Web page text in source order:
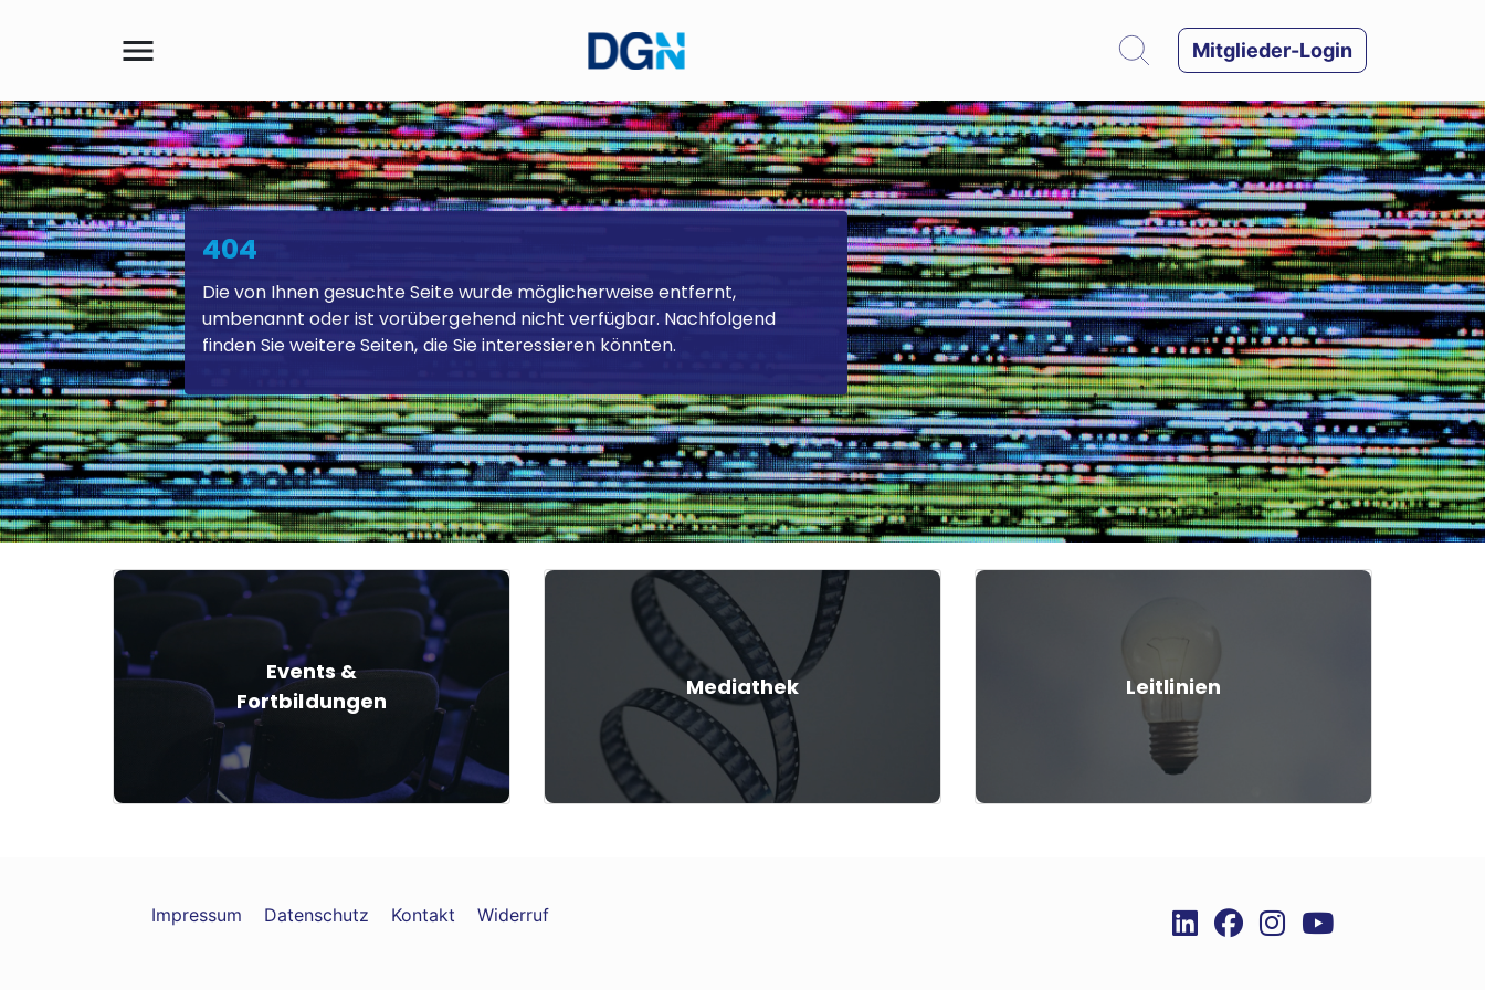
Themengebiet
Suche Zurücksetzen
menu Mitglieder-Login
404
Die von Ihnen gesuchte Seite wurde möglicherweise entfernt,
umbenannt oder ist vorübergehend nicht verfügbar. Nachfolgend
finden Sie weitere Seiten, die Sie interessieren könnten.
Events &
Fortbildungen
Mediathek Leitlinien
Impressum Datenschutz Kontakt Widerruf